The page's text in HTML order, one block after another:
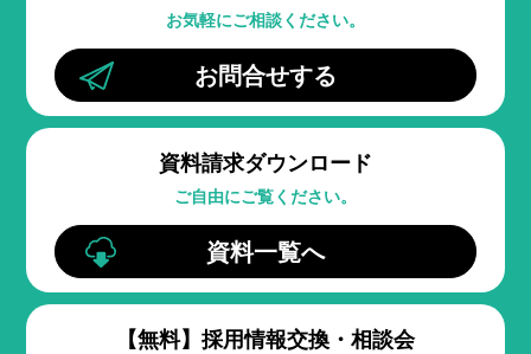
お気軽にご相談ください。
お問合せする
資料請求ダウンロード
ご自由にご覧ください。
資料一覧へ
【無料】 採用情報交換・相談会